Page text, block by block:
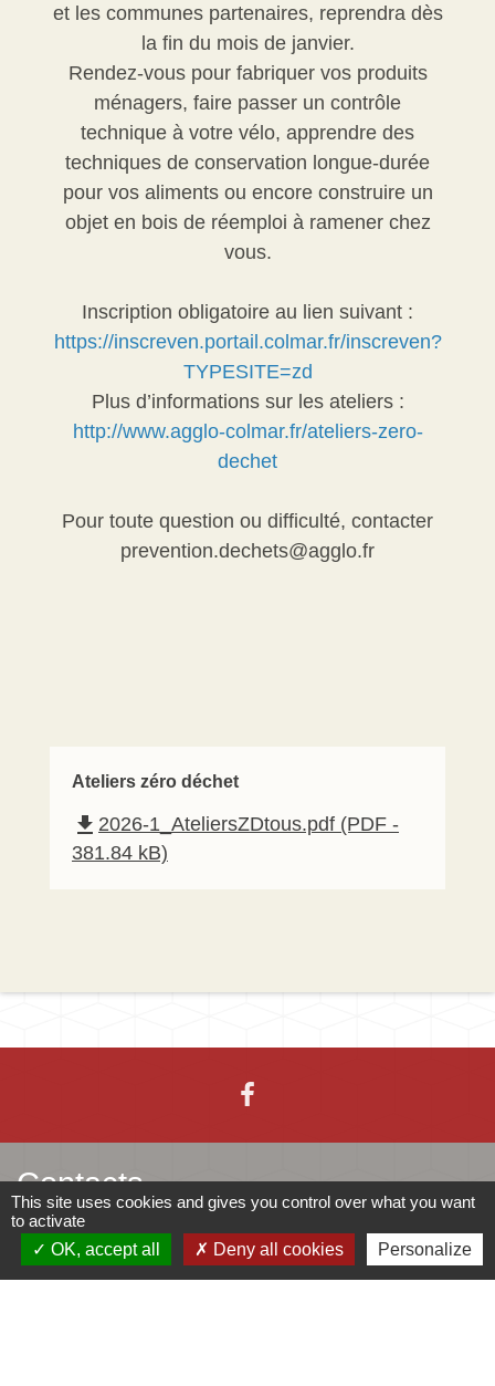
et les communes partenaires, reprendra dès
la fin du mois de janvier.
Rendez-vous pour fabriquer vos produits
ménagers, faire passer un contrôle
technique à votre vélo, apprendre des
techniques de conservation longue-durée
pour vos aliments ou encore construire un
objet en bois de réemploi à ramener chez
vous.
Inscription obligatoire au lien suivant :
https://inscreven.portail.colmar.fr/inscreven?
TYPESITE=zd
Plus d’informations sur les ateliers :
http://www.agglo-colmar.fr/ateliers-zero-
dechet
Pour toute question ou difficulté, contacter
prevention.dechets@agglo.fr
Ateliers zéro déchet
file_download 2026-1_AteliersZDtous.pdf (PDF -
381.84 kB)
Contacts
Mairie d'Ingersheim
42 rue de la République
This site uses cookies and gives you control over what you want
to activate
OK, accept all
Deny all cookies Personalize